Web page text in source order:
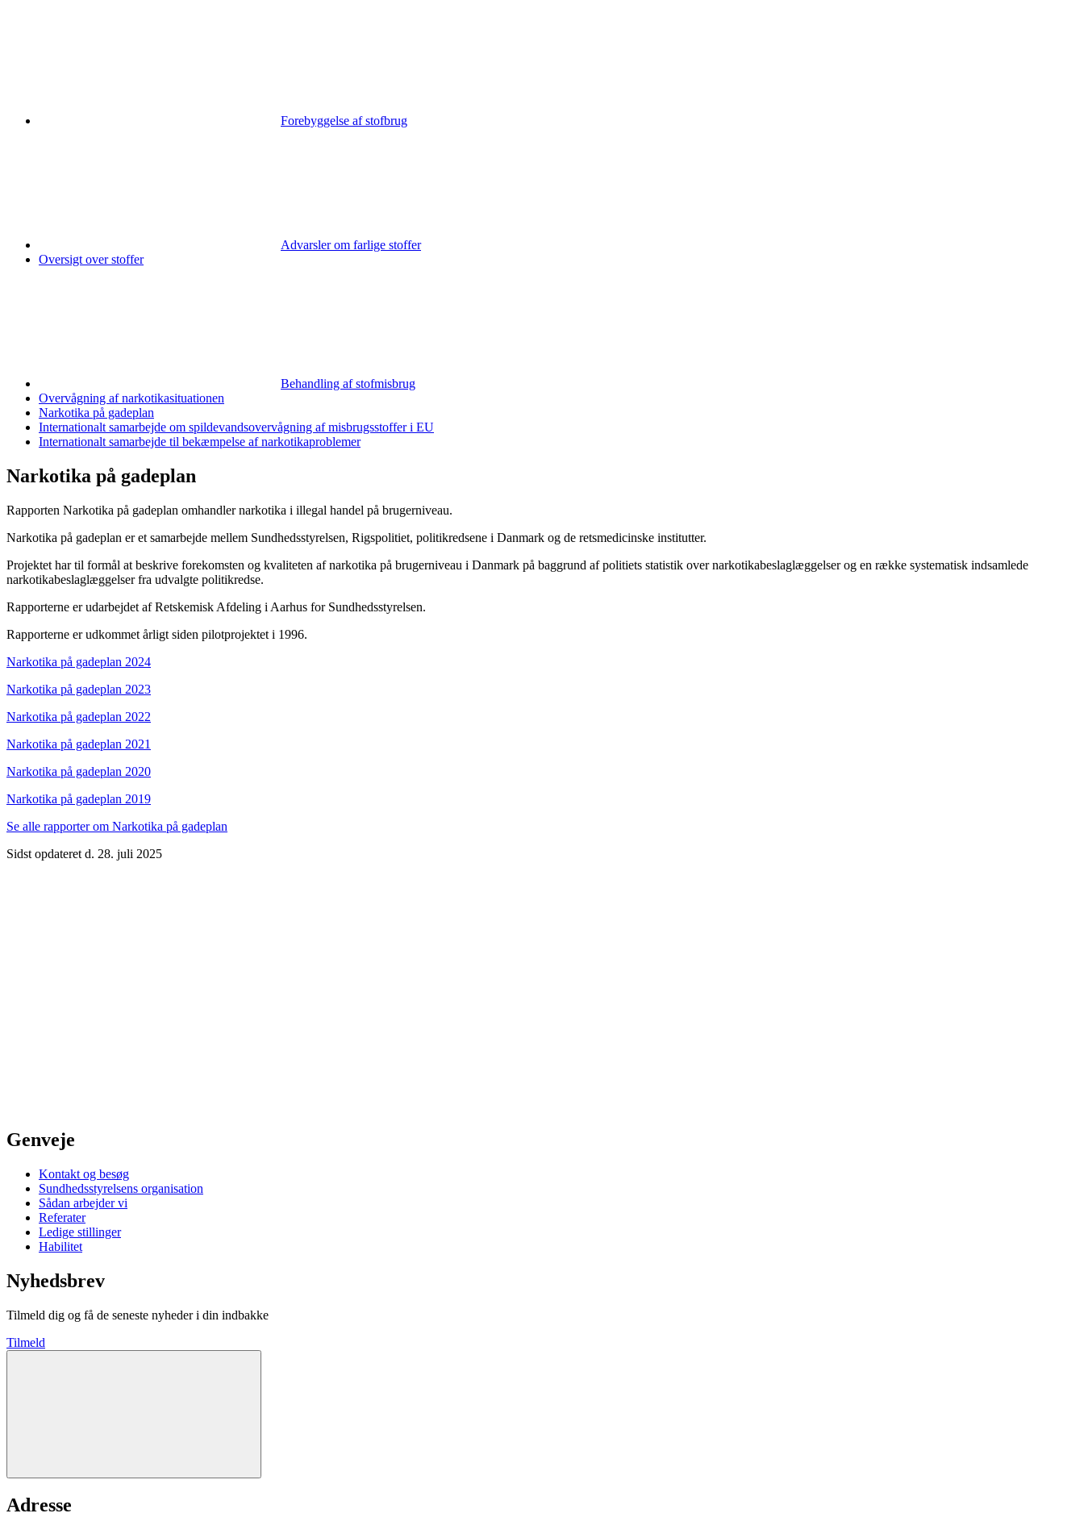
Forebyggelse af stofbrug
Advarsler om farlige stoffer
Oversigt over stoffer
Behandling af stofmisbrug
Overvågning af narkotika­­situationen
Narkotika på gadeplan
Internationalt samarbejde om spildevandsovervågning af misbrugsstoffer i EU
Internationalt samarbejde til bekæmpelse af narkotikaproblemer
Narkotika på gadeplan
Rapporten Narkotika på gadeplan omhandler narkotika i illegal handel på brugerniveau.
Narkotika på gadeplan er et samarbejde mellem Sundhedsstyrelsen, Rigspolitiet, politikredsene i Danmark og de retsmedicinske institutter.
Projektet har til formål at beskrive forekomsten og kvaliteten af narkotika på brugerniveau i Danmark på baggrund af politiets statistik over narkotikabeslaglæggelser og en række systematisk indsamlede
narkotikabeslaglæggelser fra udvalgte politikredse.
Rapporterne er udarbejdet af Retskemisk Afdeling i Aarhus for Sundhedsstyrelsen.
Rapporterne er udkommet årligt siden pilotprojektet i 1996.
Narkotika på gadeplan 2024
Narkotika på gadeplan 2023
Narkotika på gadeplan 2022
Narkotika på gadeplan 2021
Narkotika på gadeplan 2020
Narkotika på gadeplan 2019
Se alle rapporter om Narkotika på gadeplan
Sidst opdateret d. 28. juli 2025
Genveje
Kontakt og besøg
Sundhedsstyrelsens organisation
Sådan arbejder vi
Referater
Ledige stillinger
Habilitet
Nyhedsbrev
Tilmeld dig og få de seneste nyheder i din indbakke
Tilmeld
Adresse